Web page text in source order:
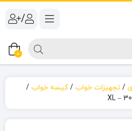
/
0
/ تجهیزات خواب /کیسه خواب /